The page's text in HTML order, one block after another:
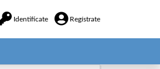
Identifícate Regístrate